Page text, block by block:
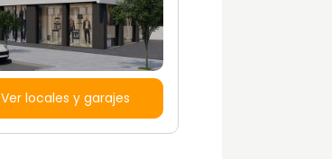
Ver locales y garajes